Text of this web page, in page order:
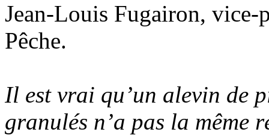
Jean-Louis Fugairon, vice-
Pêche.
Il est vrai qu’un alevin de
granulés n’a pas la même